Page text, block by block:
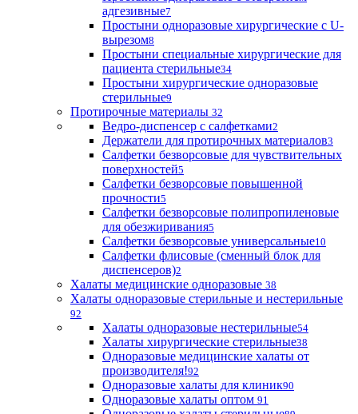
адгезивные7
Простыни одноразовые хирургические с U-
вырезом8
Простыни специальные хирургические для
пациента стерильные34
Простыни хирургические одноразовые
стерильные9
Протирочные материалы 32
Ведро-диспенсер с салфетками2
Держатели для протирочных материалов3
Салфетки безворсовые для чувствительных
поверхностей5
Салфетки безворсовые повышенной
прочности5
Салфетки безворсовые полипропиленовые
для обезжиривания5
Салфетки безворсовые универсальные10
Салфетки флисовые (сменный блок для
диспенсеров)2
Халаты медицинские одноразовые 38
Халаты одноразовые стерильные и нестерильные
92
Халаты одноразовые нестерильные54
Халаты хирургические стерильные38
Одноразовые медицинские халаты от
производителя!92
Одноразовые халаты для клиник90
Одноразовые халаты оптом 91